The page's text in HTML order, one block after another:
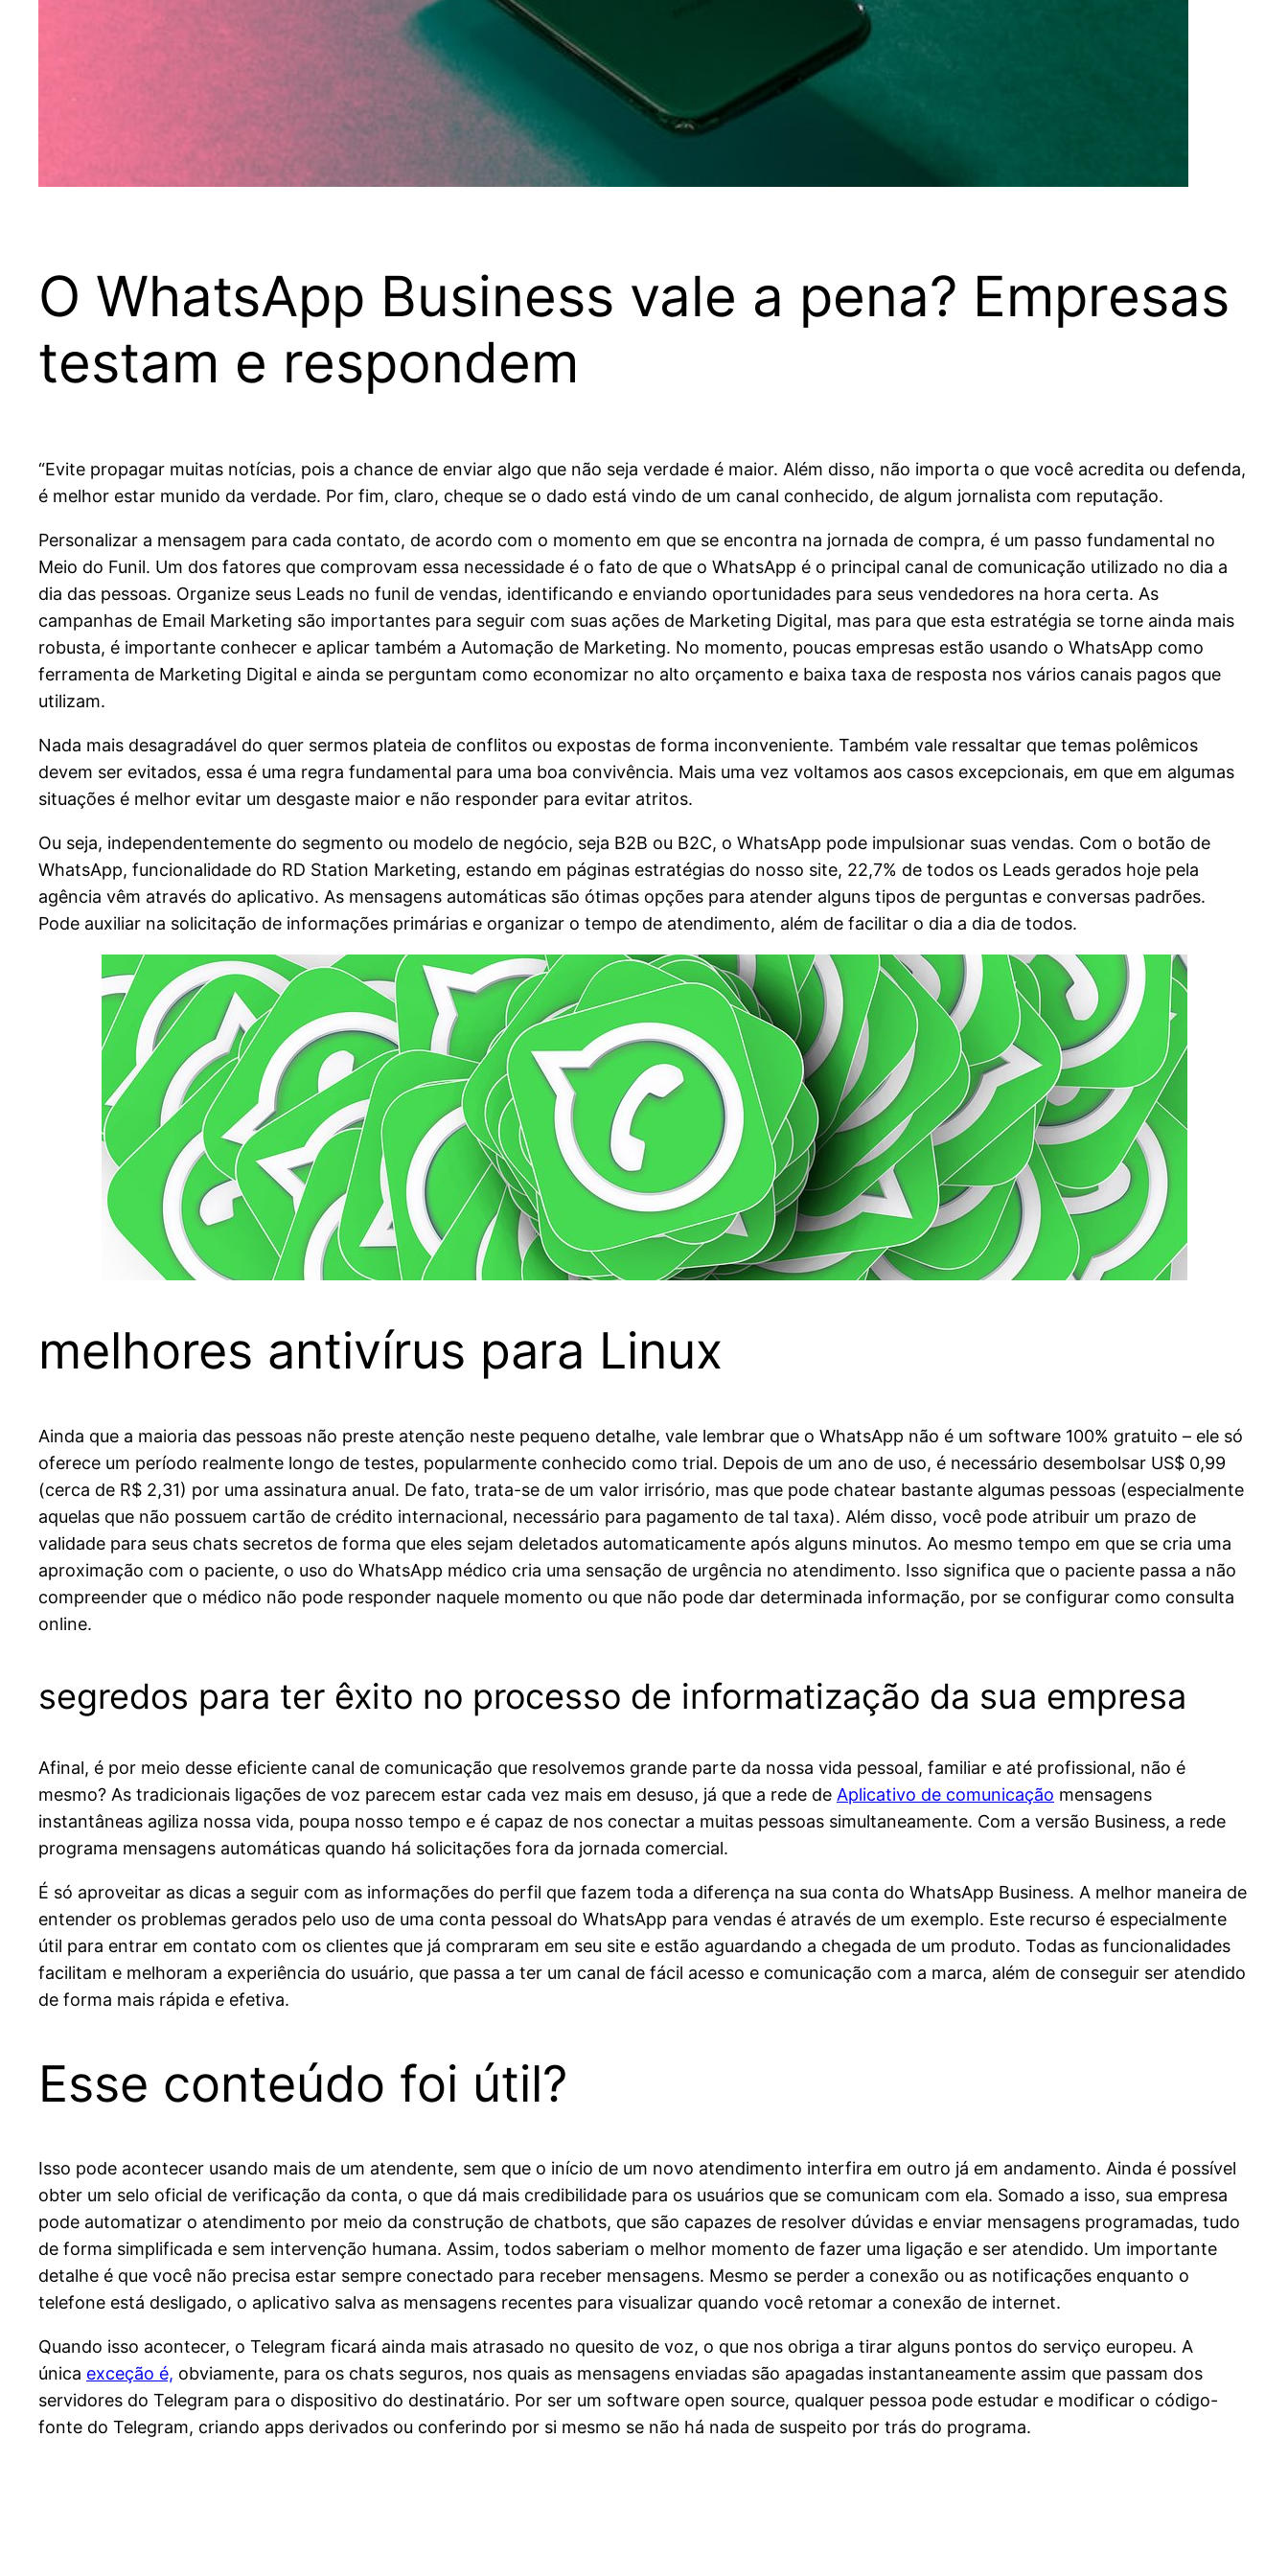
O WhatsApp Business vale a pena? Empresas
testam e respondem
“Evite propagar muitas notícias, pois a chance de enviar algo que não seja verdade é maior. Além disso, não importa o que você acredita ou defenda,
é melhor estar munido da verdade. Por fim, claro, cheque se o dado está vindo de um canal conhecido, de algum jornalista com reputação.
Personalizar a mensagem para cada contato, de acordo com o momento em que se encontra na jornada de compra, é um passo fundamental no
Meio do Funil. Um dos fatores que comprovam essa necessidade é o fato de que o WhatsApp é o principal canal de comunicação utilizado no dia a
dia das pessoas. Organize seus Leads no funil de vendas, identificando e enviando oportunidades para seus vendedores na hora certa. As
campanhas de Email Marketing são importantes para seguir com suas ações de Marketing Digital, mas para que esta estratégia se torne ainda mais
robusta, é importante conhecer e aplicar também a Automação de Marketing. No momento, poucas empresas estão usando o WhatsApp como
ferramenta de Marketing Digital e ainda se perguntam como economizar no alto orçamento e baixa taxa de resposta nos vários canais pagos que
utilizam.
Nada mais desagradável do quer sermos plateia de conflitos ou expostas de forma inconveniente. Também vale ressaltar que temas polêmicos
devem ser evitados, essa é uma regra fundamental para uma boa convivência. Mais uma vez voltamos aos casos excepcionais, em que em algumas
situações é melhor evitar um desgaste maior e não responder para evitar atritos.
Ou seja, independentemente do segmento ou modelo de negócio, seja B2B ou B2C, o WhatsApp pode impulsionar suas vendas. Com o botão de
WhatsApp, funcionalidade do RD Station Marketing, estando em páginas estratégias do nosso site, 22,7% de todos os Leads gerados hoje pela
agência vêm através do aplicativo. As mensagens automáticas são ótimas opções para atender alguns tipos de perguntas e conversas padrões.
Pode auxiliar na solicitação de informações primárias e organizar o tempo de atendimento, além de facilitar o dia a dia de todos.
melhores antivírus para Linux
Ainda que a maioria das pessoas não preste atenção neste pequeno detalhe, vale lembrar que o WhatsApp não é um software 100% gratuito – ele só
oferece um período realmente longo de testes, popularmente conhecido como trial. Depois de um ano de uso, é necessário desembolsar US$ 0,99
(cerca de R$ 2,31) por uma assinatura anual. De fato, trata-se de um valor irrisório, mas que pode chatear bastante algumas pessoas (especialmente
aquelas que não possuem cartão de crédito internacional, necessário para pagamento de tal taxa). Além disso, você pode atribuir um prazo de
validade para seus chats secretos de forma que eles sejam deletados automaticamente após alguns minutos. Ao mesmo tempo em que se cria uma
aproximação com o paciente, o uso do WhatsApp médico cria uma sensação de urgência no atendimento. Isso significa que o paciente passa a não
compreender que o médico não pode responder naquele momento ou que não pode dar determinada informação, por se configurar como consulta
online.
segredos para ter êxito no processo de informatização da sua empresa
Afinal, é por meio desse eficiente canal de comunicação que resolvemos grande parte da nossa vida pessoal, familiar e até profissional, não é
mesmo? As tradicionais ligações de voz parecem estar cada vez mais em desuso, já que a rede de Aplicativo de comunicação mensagens
instantâneas agiliza nossa vida, poupa nosso tempo e é capaz de nos conectar a muitas pessoas simultaneamente. Com a versão Business, a rede
programa mensagens automáticas quando há solicitações fora da jornada comercial.
É só aproveitar as dicas a seguir com as informações do perfil que fazem toda a diferença na sua conta do WhatsApp Business. A melhor maneira de
entender os problemas gerados pelo uso de uma conta pessoal do WhatsApp para vendas é através de um exemplo. Este recurso é especialmente
útil para entrar em contato com os clientes que já compraram em seu site e estão aguardando a chegada de um produto. Todas as funcionalidades
facilitam e melhoram a experiência do usuário, que passa a ter um canal de fácil acesso e comunicação com a marca, além de conseguir ser atendido
de forma mais rápida e efetiva.
Esse conteúdo foi útil?
Isso pode acontecer usando mais de um atendente, sem que o início de um novo atendimento interfira em outro já em andamento. Ainda é possível
obter um selo oficial de verificação da conta, o que dá mais credibilidade para os usuários que se comunicam com ela. Somado a isso, sua empresa
pode automatizar o atendimento por meio da construção de chatbots, que são capazes de resolver dúvidas e enviar mensagens programadas, tudo
de forma simplificada e sem intervenção humana. Assim, todos saberiam o melhor momento de fazer uma ligação e ser atendido. Um importante
detalhe é que você não precisa estar sempre conectado para receber mensagens. Mesmo se perder a conexão ou as notificações enquanto o
telefone está desligado, o aplicativo salva as mensagens recentes para visualizar quando você retomar a conexão de internet.
Quando isso acontecer, o Telegram ficará ainda mais atrasado no quesito de voz, o que nos obriga a tirar alguns pontos do serviço europeu. A
única exceção é, obviamente, para os chats seguros, nos quais as mensagens enviadas são apagadas instantaneamente assim que passam dos
servidores do Telegram para o dispositivo do destinatário. Por ser um software open source, qualquer pessoa pode estudar e modificar o código-
fonte do Telegram, criando apps derivados ou conferindo por si mesmo se não há nada de suspeito por trás do programa.